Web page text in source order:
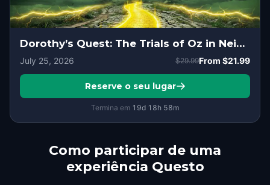
Dorothy’s Quest: The Trials of Oz in Neighborhood of the Arts, Rochester, NY
July 25, 2026 $29.99From $21.99
Reserve o seu lugar
Termina em 19d 18h 58m
Como participar de uma
experiência Questo